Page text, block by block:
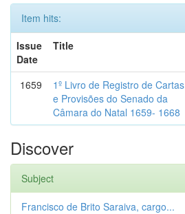
Item hits:
Issue
Date
Title
1659
1º Livro de Registro de Cartas
e Provisões do Senado da
Câmara do Natal 1659- 1668
Discover
Subject
Francisco de Brito Saraiva, cargo...